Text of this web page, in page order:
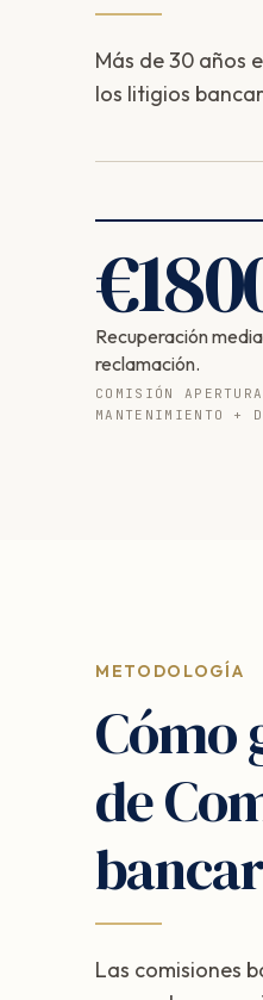
Más de 30 años
los litigios
€
Recuperación
reclamación.
COMISIÓN
MANTENIMIENTO +
METODOLOGÍA
Cómo
de
Las comisiones